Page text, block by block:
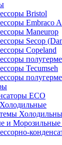
Bristol
Embraco
Maneurop
Secop
Copeland
Tecumseh
ECO
и Морозильные